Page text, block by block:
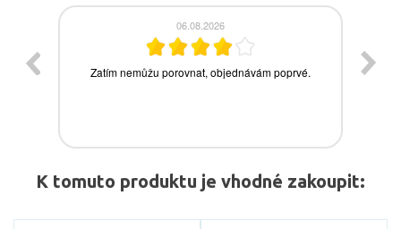
K tomuto produktu je vhodné zakoupit: